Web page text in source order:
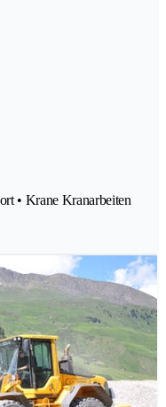
• Krane Kranarbeiten